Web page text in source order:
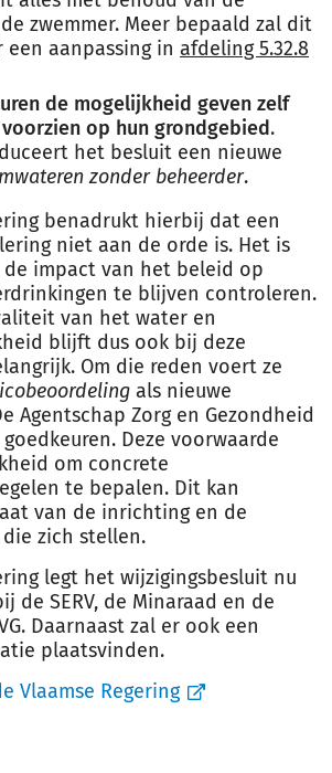
zwemmer. Meer bepaald zal dit
een aanpassing in afdeling 5.32.8
de mogelijkheid geven zelf
op hun grondgebied.
het besluit een nieuwe
zonder beheerder.
benadrukt hierbij dat een
niet aan de orde is. Het is
impact van het beleid op
te blijven controleren.
van het water en
blijft dus ook bij deze
Om die reden voert ze
als nieuwe
Agentschap Zorg en Gezondheid
Deze voorwaarde
om concrete
te bepalen. Dit kan
van de inrichting en de
die zich stellen.
legt het wijzigingsbesluit nu
de SERV, de Minaraad en de
Daarnaast zal er ook een
plaatsvinden.
Vlaamse Regering